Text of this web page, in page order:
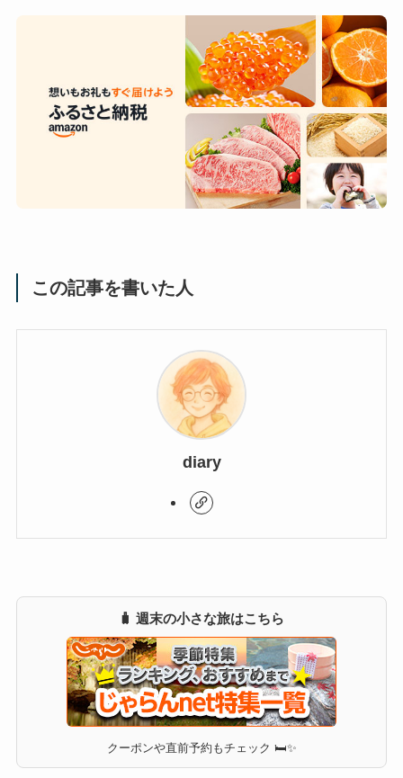
この記事を書いた人
diary
🧳 週末の小さな旅はこちら
クーポンや直前予約もチェック 🛏✨